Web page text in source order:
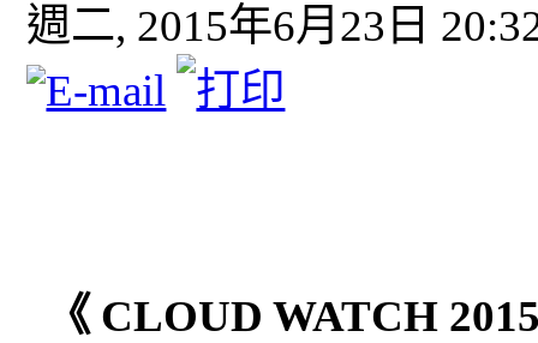
週二, 2015年6月23日
《 CLOUD WATCH